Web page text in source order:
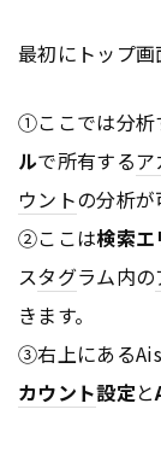
最初にトップ画
①ここでは分析
ルで所有するア
ウントの分析が
②ここは検索エ
スタグラム内の
きます。
③右上にある
カウント設定と